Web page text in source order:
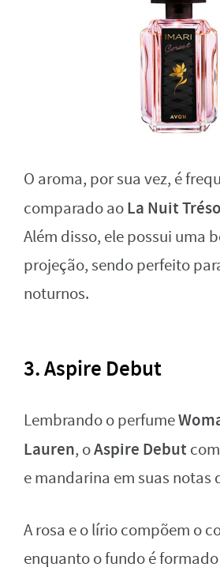
O aroma, por sua vez, é
comparado aoLa Nuit
Além disso, ele possui uma
projeção, sendo perfeito
noturnos.
3. Aspire Debut
Lembrando o perfume
Lauren, oAspire Debut
e mandarina em suas notas
A rosa e o lírio compõem o
enquanto o fundo é